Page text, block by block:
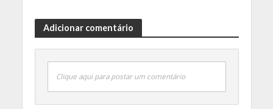
Adicionar comentário
Clique aqui para postar um comentário